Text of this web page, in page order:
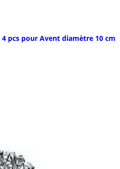
4 pcs pour Avent diamètre 10 cm